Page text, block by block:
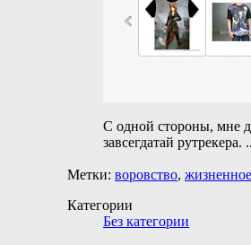
С одной стороны, мне
завсегдатай рутрекера.
Метки: воровство, жизненное
Категории
Без категории